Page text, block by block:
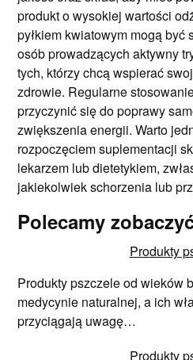
produkt o wysokiej wartości
pyłkiem kwiatowym mogą
osób prowadzących aktywny
tych, którzy chcą wspierać
zdrowie. Regularne
przyczynić się do poprawy
zwiększenia energii. Warto
rozpoczęciem suplementacji
lekarzem lub dietetykiem,
jakiekolwiek schorzenia lub
Polecamy
Produkty
Produkty pszczele od wieków
medycynie naturalnej, a ich
przyciągają uwagę…
Produkty